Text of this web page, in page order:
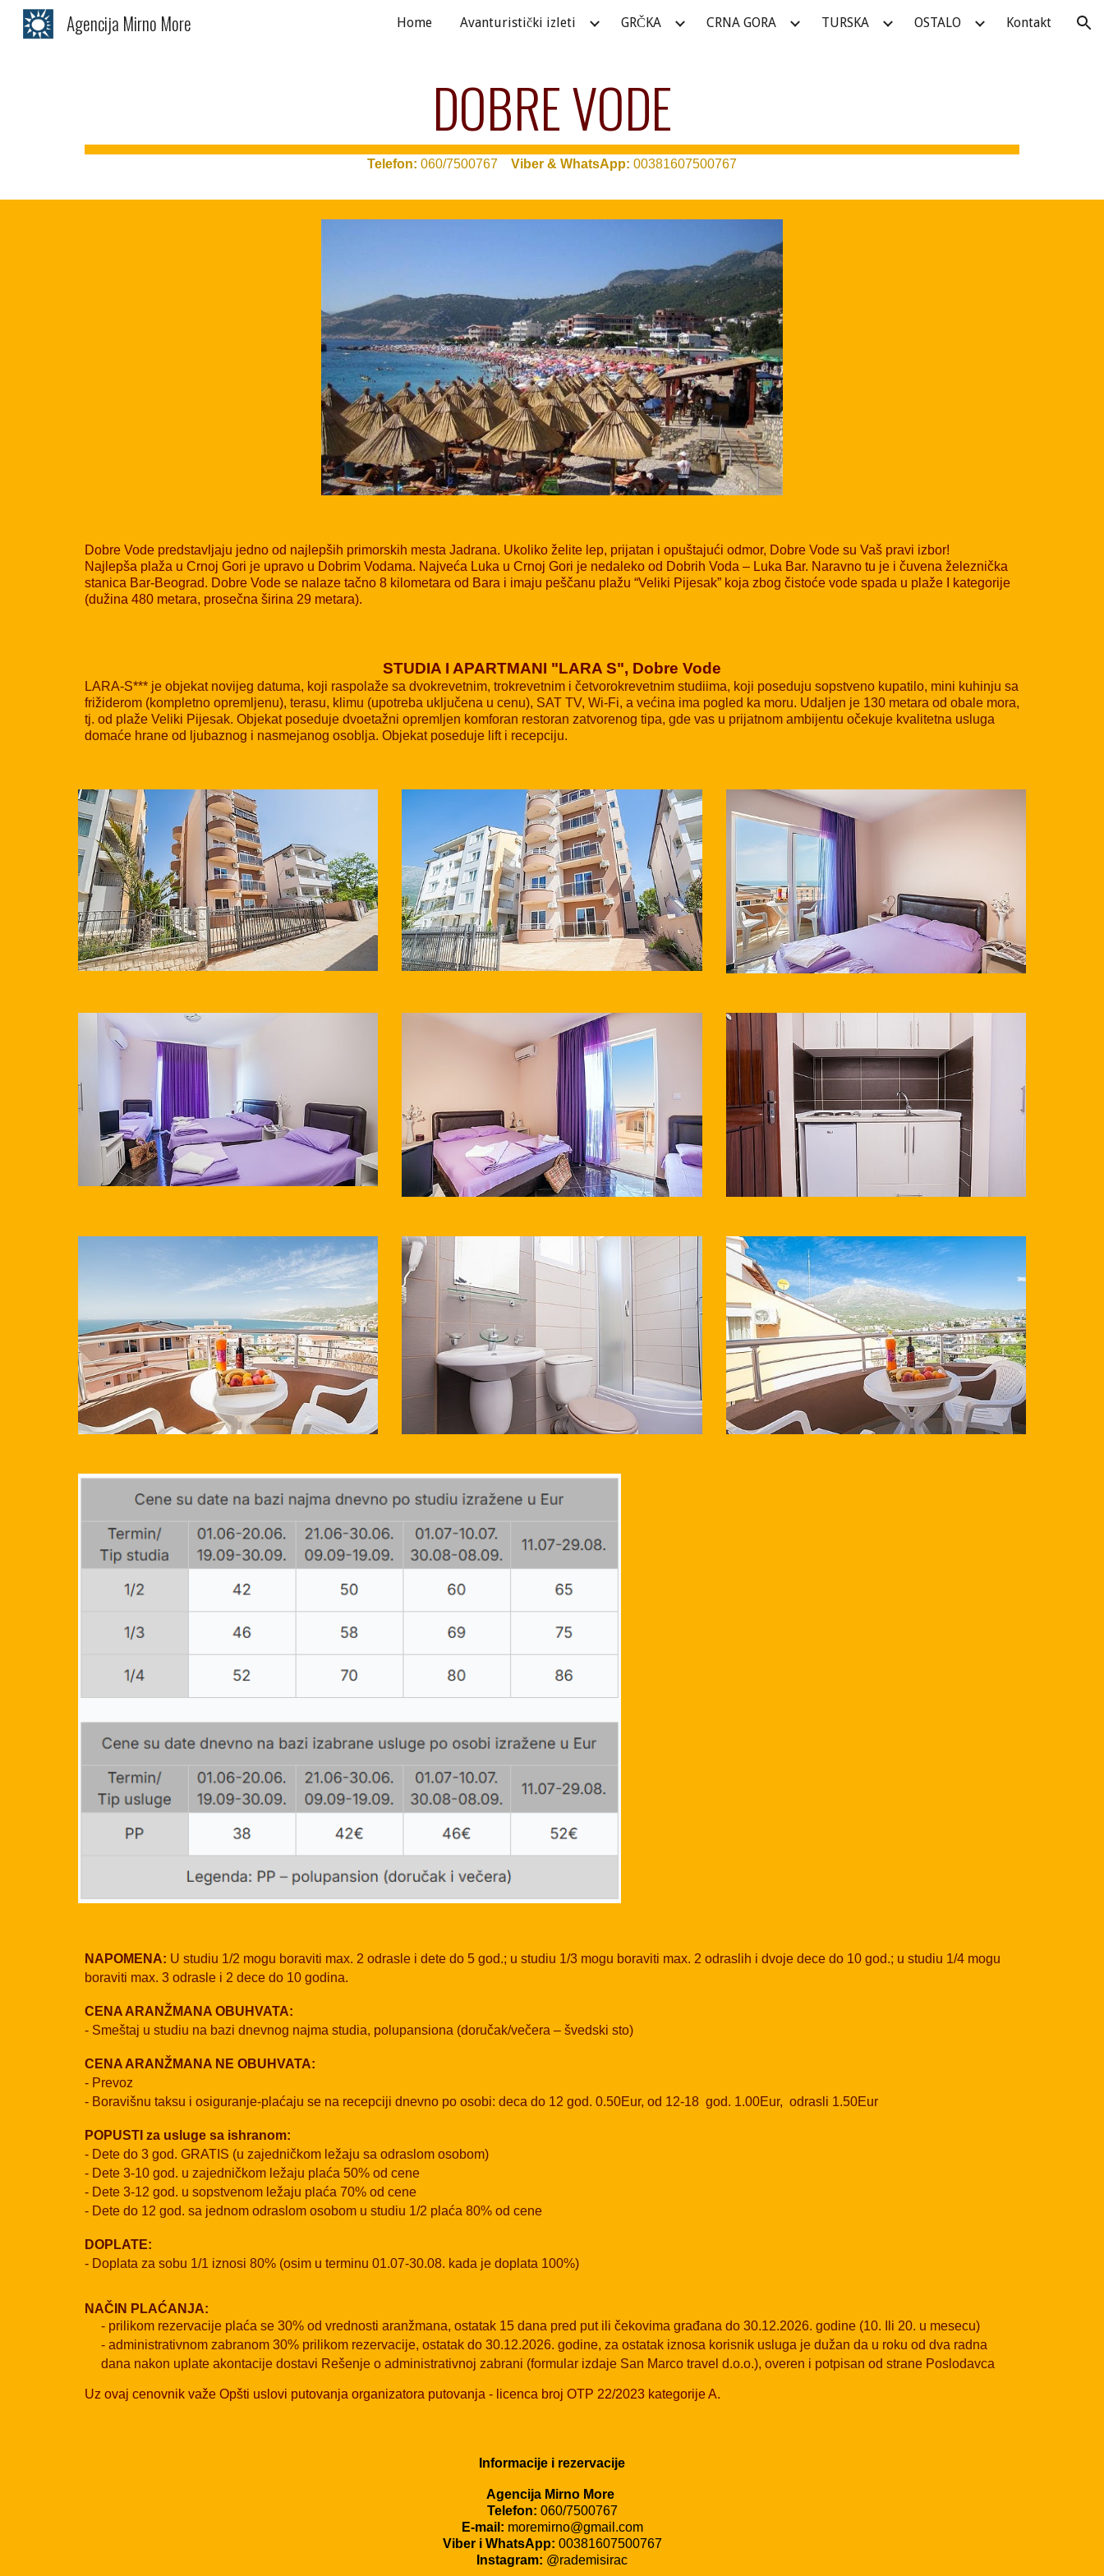
Skip to main content Skip to navigation
Agencija Mirno More Home Avanturistički izleti GRČKA CRNA GORA TURSKA OSTALO Kontakt
DOBRE VODE
Telefon: 060/7500767 Viber & WhatsApp: 00381607500767
Dobre Vode predstavljaju jedno od najlepših primorskih mesta Jadrana. Ukoliko želite lep, prijatan i opuštajući odmor, Dobre Vode su Vaš pravi izbor!
Najlepša plaža u Crnoj Gori je upravo u Dobrim Vodama. Najveća Luka u Crnoj Gori je nedaleko od Dobrih Voda – Luka Bar. Naravno tu je i čuvena železnička
stanica Bar-Beograd. Dobre Vode se nalaze tačno 8 kilometara od Bara i imaju peščanu plažu “Veliki Pijesak” koja zbog čistoće vode spada u plaže I kategorije
(dužina 480 metara, prosečna širina 29 metara).
STUDIA I APARTMANI "LARA S", Dobre Vode
LARA-S*** je objekat novijeg datuma, koji raspolaže sa dvokrevetnim, trokrevetnim i četvorokrevetnim studiima, koji poseduju sopstveno kupatilo, mini kuhinju sa
frižiderom (kompletno opremljenu), terasu, klimu (upotreba uključena u cenu), SAT TV, Wi-Fi, a većina ima pogled ka moru. Udaljen je 130 metara od obale mora,
tj. od plaže Veliki Pijesak. Objekat poseduje dvoetažni opremljen komforan restoran zatvorenog tipa, gde vas u prijatnom ambijentu očekuje kvalitetna usluga
domaće hrane od ljubaznog i nasmejanog osoblja. Objekat poseduje lift i recepciju.
NAPOMENA: U studiu 1/2 mogu boraviti max. 2 odrasle i dete do 5 god.; u studiu 1/3 mogu boraviti max. 2 odraslih i dvoje dece do 10 god.; u studiu 1/4 mogu
boraviti max. 3 odrasle i 2 dece do 10 godina.
CENA ARANŽMANA OBUHVATA:
- Smeštaj u studiu na bazi dnevnog najma studia, polupansiona (doručak/večera – švedski sto)
CENA ARANŽMANA NE OBUHVATA:
- Prevoz
- Boravišnu taksu i osiguranje-plaćaju se na recepciji dnevno po osobi: deca do 12 god. 0.50Eur, od 12-18 god. 1.00Eur, odrasli 1.50Eur
POPUSTI za usluge sa ishranom:
- Dete do 3 god. GRATIS (u zajedničkom ležaju sa odraslom osobom)
- Dete 3-10 god. u zajedničkom ležaju plaća 50% od cene
- Dete 3-12 god. u sopstvenom ležaju plaća 70% od cene
- Dete do 12 god. sa jednom odraslom osobom u studiu 1/2 plaća 80% od cene
DOPLATE:
- Doplata za sobu 1/1 iznosi 80% (osim u terminu 01.07-30.08. kada je doplata 100%)
NAČIN PLAĆANJA:
- prilikom rezervacije plaća se 30% od vrednosti aranžmana, ostatak 15 dana pred put ili čekovima građana do 30.12.2026. godine (10. Ili 20. u mesecu)
- administrativnom zabranom 30% prilikom rezervacije, ostatak do 30.12.2026. godine, za ostatak iznosa korisnik usluga je dužan da u roku od dva radna
dana nakon uplate akontacije dostavi Rešenje o administrativnoj zabrani (formular izdaje San Marco travel d.o.o.), overen i potpisan od strane Poslodavca
Uz ovaj cenovnik važe Opšti uslovi putovanja organizatora putovanja - licenca broj OTP 22/2023 kategorije A.
Informacije i rezervacije
Agencija Mirno More
Telefon: 060/7500767
E-mail: moremirno@gmail.com
Viber i WhatsApp: 00381607500767
Instagram: @rademisirac